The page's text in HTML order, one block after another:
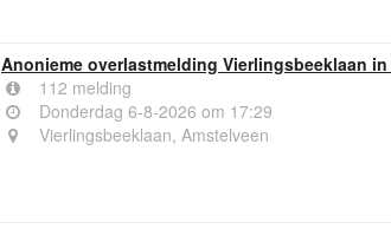
Anonieme overlastmelding Vierlingsbeeklaan
112 melding
Donderdag 6-8-2026 om 17:29
Vierlingsbeeklaan, Amstelveen